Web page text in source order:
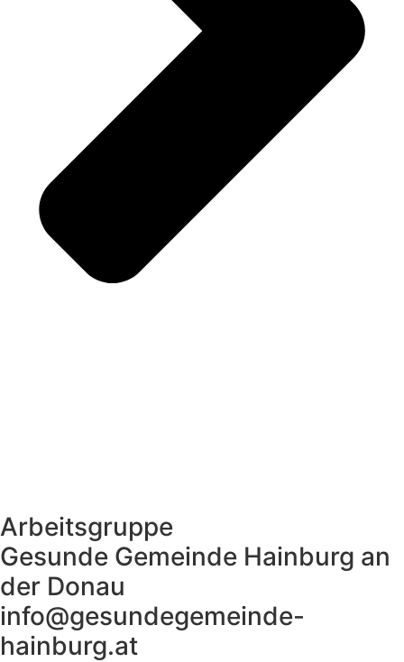
Arbeitsgruppe
Gesunde Gemeinde Hainburg an
der Donau
info@gesundegemeinde-
hainburg.at